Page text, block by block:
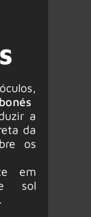
a
da
os
em
sol